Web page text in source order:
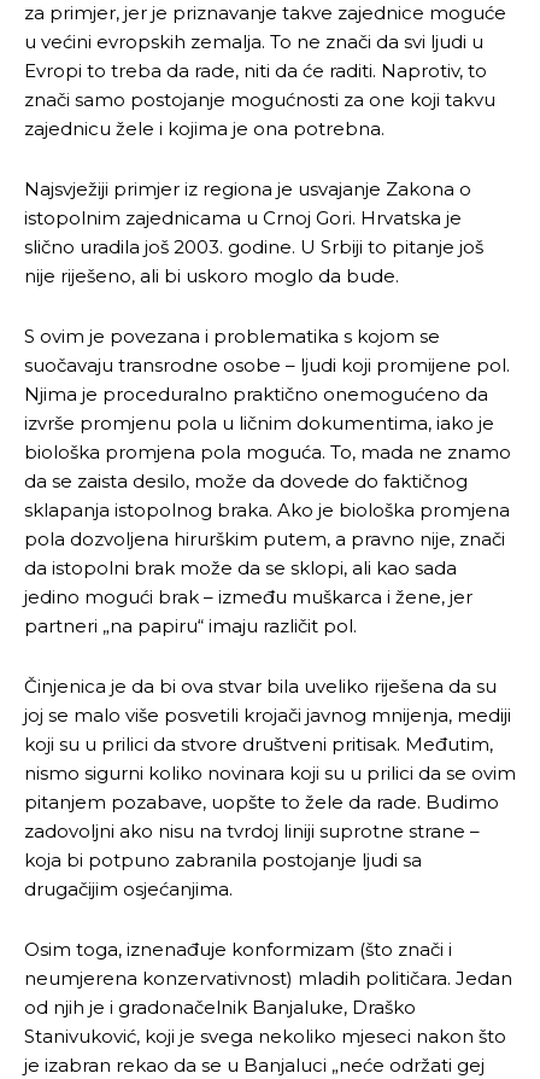
za primjer, jer je priznavanje takve zajednice moguće
u većini evropskih zemalja. To ne znači da svi ljudi u
Evropi to treba da rade, niti da će raditi. Naprotiv, to
znači samo postojanje mogućnosti za one koji takvu
zajednicu žele i kojima je ona potrebna.
Najsvježiji primjer iz regiona je usvajanje Zakona o
istopolnim zajednicama u Crnoj Gori. Hrvatska je
slično uradila još 2003. godine. U Srbiji to pitanje još
nije riješeno, ali bi uskoro moglo da bude.
S ovim je povezana i problematika s kojom se
suočavaju transrodne osobe – ljudi koji promijene pol.
Njima je proceduralno praktično onemogućeno da
izvrše promjenu pola u ličnim dokumentima, iako je
biološka promjena pola moguća. To, mada ne znamo
da se zaista desilo, može da dovede do faktičnog
sklapanja istopolnog braka. Ako je biološka promjena
pola dozvoljena hirurškim putem, a pravno nije, znači
da istopolni brak može da se sklopi, ali kao sada
jedino mogući brak – između muškarca i žene, jer
partneri „na papiru“ imaju različit pol.
Činjenica je da bi ova stvar bila uveliko riješena da su
joj se malo više posvetili krojači javnog mnijenja, mediji
koji su u prilici da stvore društveni pritisak. Međutim,
nismo sigurni koliko novinara koji su u prilici da se ovim
pitanjem pozabave, uopšte to žele da rade. Budimo
zadovoljni ako nisu na tvrdoj liniji suprotne strane –
koja bi potpuno zabranila postojanje ljudi sa
drugačijim osjećanjima.
Osim toga, iznenađuje konformizam (što znači i
neumjerena konzervativnost) mladih političara. Jedan
od njih je i gradonačelnik Banjaluke, Draško
Stanivuković, koji je svega nekoliko mjeseci nakon što
je izabran rekao da se u Banjaluci „neće održati gej